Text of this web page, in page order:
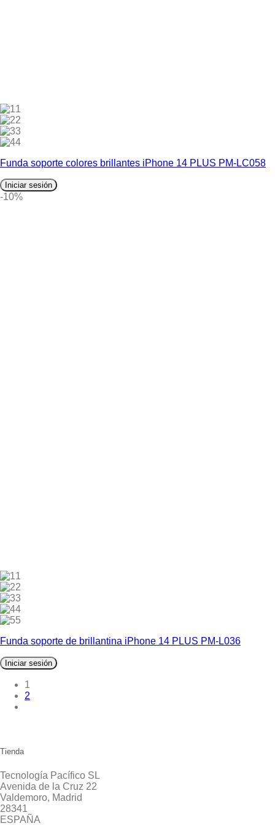
1
2
3
4
Funda soporte colores brillantes iPhone 14 PLUS PM-LC058
Iniciar sesión
-10%
1
2
3
4
5
Funda soporte de brillantina iPhone 14 PLUS PM-L036
Iniciar sesión
1
2
Tienda
Tecnología Pacífico SL
Avenida de la Cruz 22
Valdemoro, Madrid
28341
ESPAÑA